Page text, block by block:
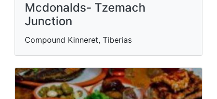
Mcdonalds- Tzemach
Junction
Compound Kinneret, Tiberias